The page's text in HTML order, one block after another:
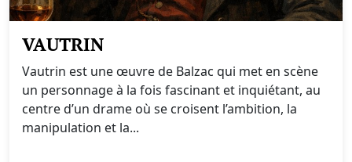
VAUTRIN
Vautrin est une œuvre de Balzac qui met en scène
un personnage à la fois fascinant et inquiétant, au
centre d’un drame où se croisent l’ambition, la
manipulation et la...